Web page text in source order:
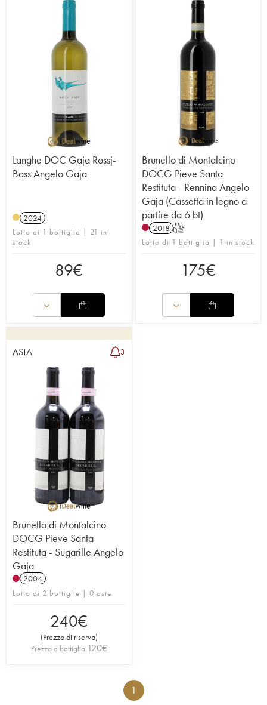
Langhe DOC Gaja Rossj-
Bass Angelo Gaja
2024
Lotto di 1 bottiglia | 21 in
stock
89€
Brunello di Montalcino
DOCG Pieve Santa
Restituta - Rennina Angelo
Gaja (Cassetta in legno a
partire da 6 bt)
2018 T
Lotto di 1 bottiglia | 1 in stock
175€
ASTA 3
Brunello di Montalcino
DOCG Pieve Santa
Restituta - Sugarille Angelo
Gaja
2004
Lotto di 2 bottiglie | 0 aste
240€
(Prezzo di riserva)
Prezzo a bottiglia 120€
1